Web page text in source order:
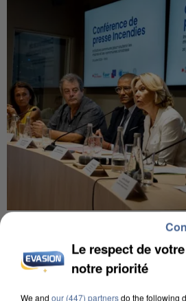
INCENDIES : L’ÎLE-DE-
Le respect de
notre priorité
We and our (447) partnersdo the following